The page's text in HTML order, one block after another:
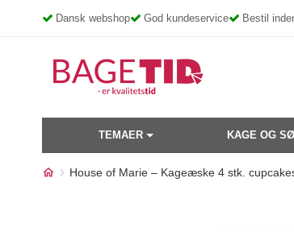
Dansk webshop God kundeservice Bestil
TEMAER KAGE OG
House of Marie – Kageæske 4 stk.
Måske kunne nogle